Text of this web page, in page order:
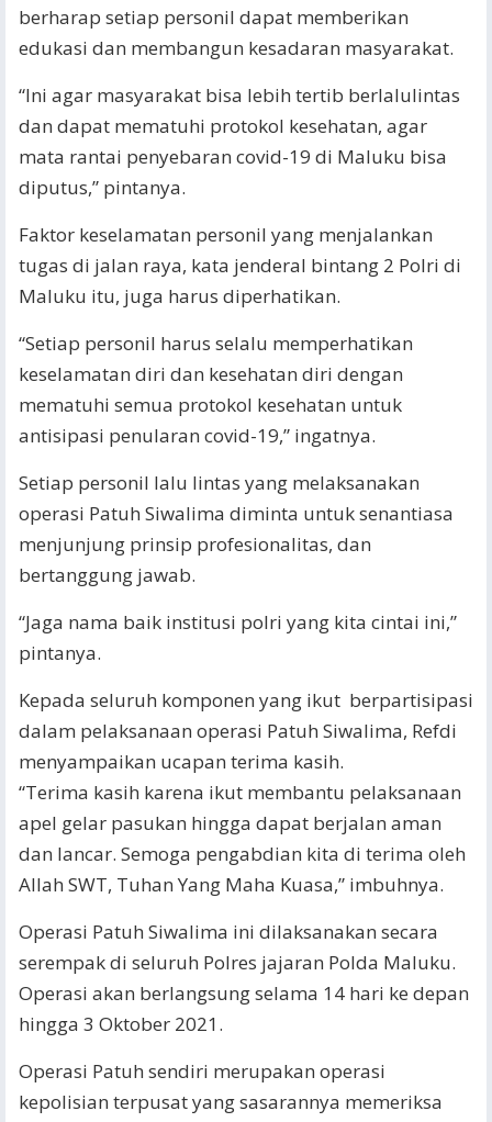
berharap setiap personil dapat memberikan
edukasi dan membangun kesadaran masyarakat.
“Ini agar masyarakat bisa lebih tertib berlalulintas
dan dapat mematuhi protokol kesehatan, agar
mata rantai penyebaran covid-19 di Maluku bisa
diputus,” pintanya.
Faktor keselamatan personil yang menjalankan
tugas di jalan raya, kata jenderal bintang 2 Polri di
Maluku itu, juga harus diperhatikan.
“Setiap personil harus selalu memperhatikan
keselamatan diri dan kesehatan diri dengan
mematuhi semua protokol kesehatan untuk
antisipasi penularan covid-19,” ingatnya.
Setiap personil lalu lintas yang melaksanakan
operasi Patuh Siwalima diminta untuk senantiasa
menjunjung prinsip profesionalitas, dan
bertanggung jawab.
“Jaga nama baik institusi polri yang kita cintai ini,”
pintanya.
Kepada seluruh komponen yang ikut berpartisipasi
dalam pelaksanaan operasi Patuh Siwalima, Refdi
menyampaikan ucapan terima kasih.
“Terima kasih karena ikut membantu pelaksanaan
apel gelar pasukan hingga dapat berjalan aman
dan lancar. Semoga pengabdian kita di terima oleh
Allah SWT, Tuhan Yang Maha Kuasa,” imbuhnya.
Operasi Patuh Siwalima ini dilaksanakan secara
serempak di seluruh Polres jajaran Polda Maluku.
Operasi akan berlangsung selama 14 hari ke depan
hingga 3 Oktober 2021.
Operasi Patuh sendiri merupakan operasi
kepolisian terpusat yang sasarannya memeriksa